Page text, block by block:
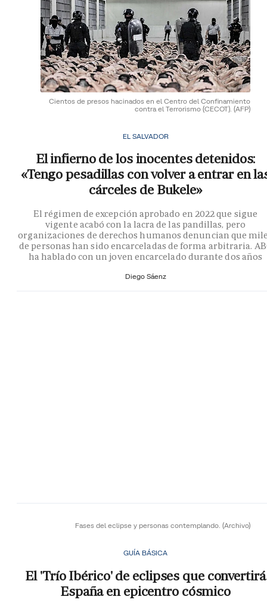
Cientos de presos hacinados en el Centro del Confinamiento
contra el Terrorismo (CECOT). (AFP)
EL SALVADOR
El infierno de los inocentes detenidos:
«Tengo pesadillas con volver a entrar en
cárceles de Bukele»
El régimen de excepción aprobado en 2022 que sigue
vigente acabó con la lacra de las pandillas, pero
organizaciones de derechos humanos denuncian que
de personas han sido encarceladas de forma arbitraria.
ha hablado con un joven encarcelado durante dos años
Diego Sáenz
Fases del eclipse y personas contemplando. (Archivo)
GUÍA BÁSICA
El 'Trío Ibérico' de eclipses que convertirá
España en epicentro cósmico